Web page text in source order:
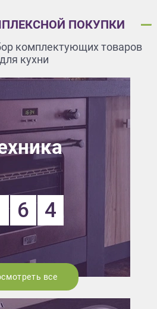
ПОКУПКИ
комплектующих товаров
для кухни
6 4
все